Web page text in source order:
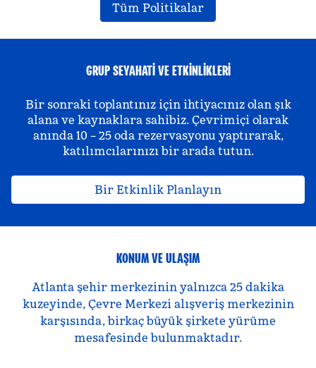
Tüm Politikalar
GRUP SEYAHATI VE ETKINLIKLERI
Bir sonraki toplantınız için ihtiyacınız olan şık
alana ve kaynaklara sahibiz. Çevrimiçi olarak
anında 10 – 25 oda rezervasyonu yaptırarak,
katılımcılarınızı bir arada tutun.
Bir Etkinlik Planlayın
KONUM VE ULAŞIM
Atlanta şehir merkezinin yalnızca 25 dakika
kuzeyinde, Çevre Merkezi alışveriş merkezinin
karşısında, birkaç büyük şirkete yürüme
mesafesinde bulunmaktadır.